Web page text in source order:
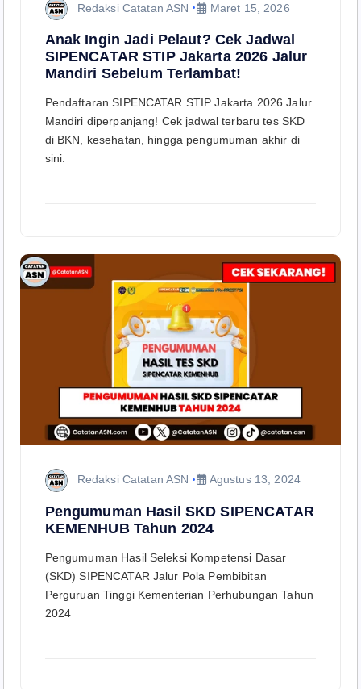
Redaksi Catatan ASN Maret 15, 2026
Anak Ingin Jadi Pelaut? Cek Jadwal
SIPENCATAR STIP Jakarta 2026 Jalur
Mandiri Sebelum Terlambat!
Pendaftaran SIPENCATAR STIP Jakarta 2026 Jalur
Mandiri diperpanjang! Cek jadwal terbaru tes SKD
di BKN, kesehatan, hingga pengumuman akhir di
sini.
Redaksi Catatan ASN Agustus 13, 2024
Pengumuman Hasil SKD SIPENCATAR
KEMENHUB Tahun 2024
Pengumuman Hasil Seleksi Kompetensi Dasar
(SKD) SIPENCATAR Jalur Pola Pembibitan
Perguruan Tinggi Kementerian Perhubungan Tahun
2024